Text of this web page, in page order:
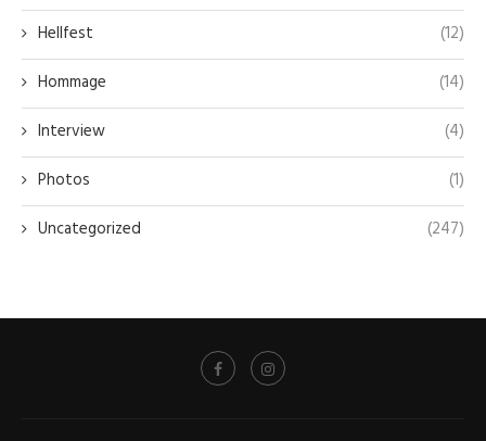
Hellfest
(12)
Hommage
(14)
Interview
(4)
Photos
(1)
Uncategorized
(247)